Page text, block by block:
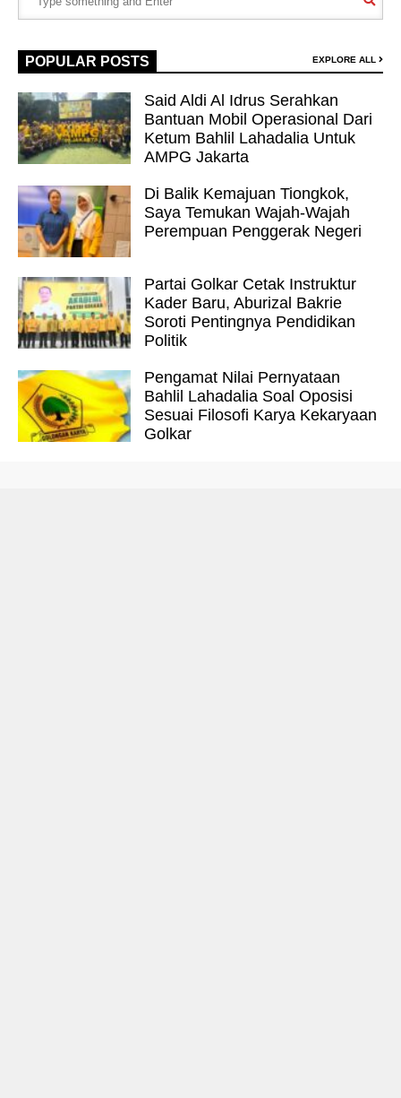
POPULAR POSTS EXPLORE ALL
Said Aldi Al Idrus Serahkan
Bantuan Mobil Operasional Dari
Ketum Bahlil Lahadalia Untuk
AMPG Jakarta
Di Balik Kemajuan Tiongkok,
Saya Temukan Wajah-Wajah
Perempuan Penggerak Negeri
Partai Golkar Cetak Instruktur
Kader Baru, Aburizal Bakrie
Soroti Pentingnya Pendidikan
Politik
Pengamat Nilai Pernyataan
Bahlil Lahadalia Soal Oposisi
Sesuai Filosofi Karya Kekaryaan
Golkar